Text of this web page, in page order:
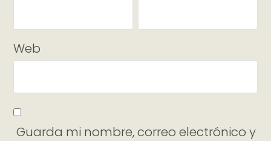
Web
Guarda mi nombre, correo electrónico y